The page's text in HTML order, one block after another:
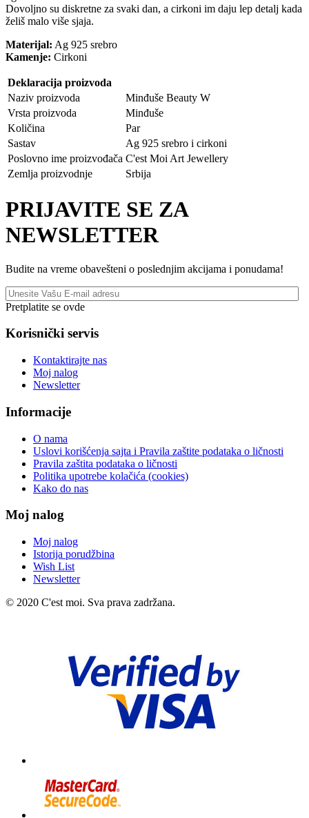
Dovoljno su diskretne za svaki dan, a cirkoni im daju lep detalj kada
želiš malo više sjaja.
Materijal: Ag 925 srebro
Kamenje: Cirkoni
Deklaracija proizvoda
Naziv proizvoda
Minđuše Beauty W
Vrsta proizvoda
Minđuše
Količina
Par
Sastav
Ag 925 srebro i cirkoni
Poslovno ime proizvođača C'est Moi Art Jewellery
Zemlja proizvodnje
Srbija
PRIJAVITE SE ZA
NEWSLETTER
Budite na vreme obavešteni o poslednjim akcijama i ponudama!
Pretplatite se ovde
Korisnički servis
Kontaktirajte nas
Moj nalog
Newsletter
Informacije
O nama
Uslovi korišćenja sajta i Pravila zaštite podataka o ličnosti
Pravila zaštita podataka o ličnosti
Politika upotrebe kolačića (cookies)
Kako do nas
Moj nalog
Moj nalog
Istorija porudžbina
Wish List
Newsletter
© 2020 C'est moi. Sva prava zadržana.